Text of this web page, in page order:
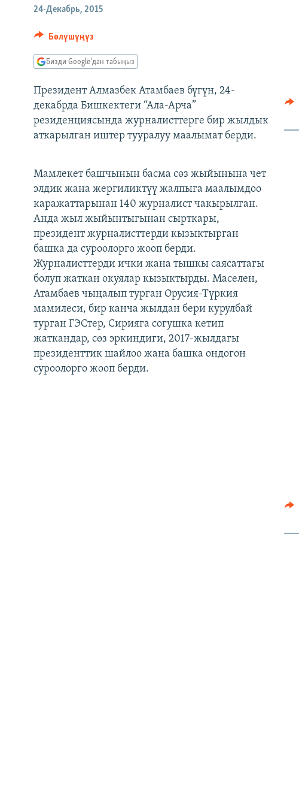
ЫҢГАЙСЫЗ СУРООЛОР
24-Декабрь, 2015
Бөлүшүңүз
Бизди Google'дан табыңыз
Президент Алмазбек Атамбаев бүгүн, 24-
декабрда Бишкектеги “Ала-Арча”
резиденциясында журналисттерге бир жылдык
аткарылган иштер тууралуу маалымат берди.
Мамлекет башчынын басма сөз жыйынына чет
элдик жана жергиликтүү жалпыга маалымдоо
каражаттарынан 140 журналист чакырылган.
Анда жыл жыйынтыгынан сырткары,
президент журналисттерди кызыктырган
башка да суроолорго жооп берди.
Журналисттерди ички жана тышкы саясаттагы
болуп жаткан окуялар кызыктырды. Маселен,
Атамбаев чыңалып турган Орусия-Түркия
мамилеси, бир канча жылдан бери курулбай
турган ГЭСтер, Сирияга согушка кетип
жаткандар, сөз эркиндиги, 2017-жылдагы
президенттик шайлоо жана башка ондогон
суроолорго жооп берди.